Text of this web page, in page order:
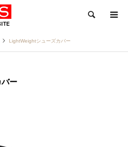
検索
LightWeightシューズカバー
ー